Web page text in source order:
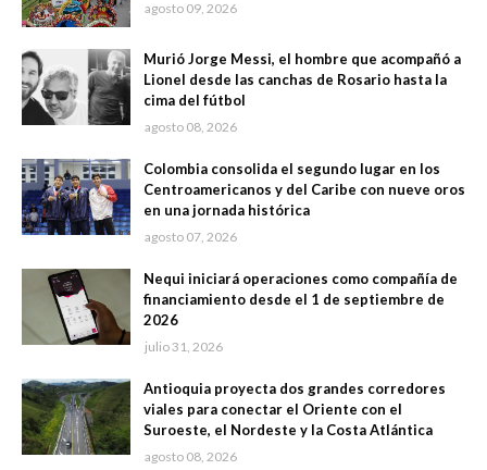
agosto 09, 2026
Murió Jorge Messi, el hombre que acompañó a
Lionel desde las canchas de Rosario hasta la
cima del fútbol
agosto 08, 2026
Colombia consolida el segundo lugar en los
Centroamericanos y del Caribe con nueve oros
en una jornada histórica
agosto 07, 2026
Nequi iniciará operaciones como compañía de
financiamiento desde el 1 de septiembre de
2026
julio 31, 2026
Antioquia proyecta dos grandes corredores
viales para conectar el Oriente con el
Suroeste, el Nordeste y la Costa Atlántica
agosto 08, 2026